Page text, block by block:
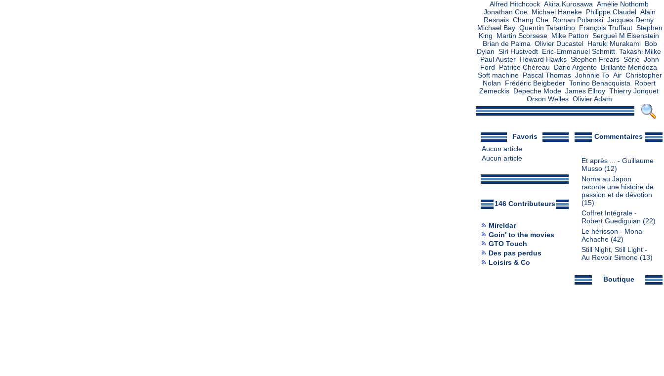
Alfred Hitchcock Akira Kurosawa Amélie Nothomb
Jonathan Coe
Michael Haneke Philippe Claudel
Alain
Resnais Chang Che Roman Polanski Jacques Demy
Michael Bay Quentin Tarantino François Truffaut Stephen
King
Martin Scorsese Mike Patton Sergueï M Eisenstein
Brian de Palma Olivier Ducastel Haruki Murakami
Bob
Dylan Siri Hustvedt Eric-Emmanuel Schmitt Takashi Miike
Paul Auster
Howard Hawks Stephen Frears Série John
Ford
Patrice Chéreau Dario Argento
Brillante Mendoza
Soft machine
Pascal Thomas Johnnie To Air Christopher
Nolan
Frédéric Beigbeder Tonino Benacquista
Robert
Zemeckis
Depeche Mode James Ellroy Thierry Jonquet
Orson Welles Olivier Adam
Commentaires
Et après ... - Guillaume
Musso(12)
Noma au Japon
raconte une histoire de
passion et de dévotion
(15)
Coffret Intégrale -
Robert Guediguian (22)
Le hérisson - Mona
Achache(42)
Still Night, Still Light -
Au Revoir Simone(13)
Boutique
Favoris
Aucun article
Aucun article
146 Contributeurs
Mireldar
Goin' to the movies
GTO Touch
Des pas perdus
Loisirs & Co